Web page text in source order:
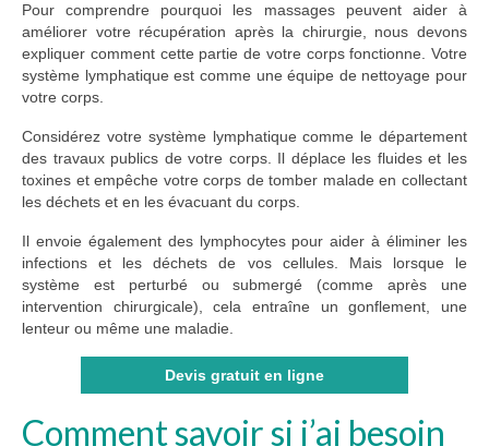
Pour comprendre pourquoi les massages peuvent aider à
améliorer votre récupération après la chirurgie, nous devons
expliquer comment cette partie de votre corps fonctionne. Votre
système lymphatique est comme une équipe de nettoyage pour
votre corps.
Considérez votre système lymphatique comme le département
des travaux publics de votre corps. Il déplace les fluides et les
toxines et empêche votre corps de tomber malade en collectant
les déchets et en les évacuant du corps.
Il envoie également des lymphocytes pour aider à éliminer les
infections et les déchets de vos cellules. Mais lorsque le
système est perturbé ou submergé (comme après une
intervention chirurgicale), cela entraîne un gonflement, une
lenteur ou même une maladie.
Devis gratuit en ligne
Comment savoir si j’ai besoin